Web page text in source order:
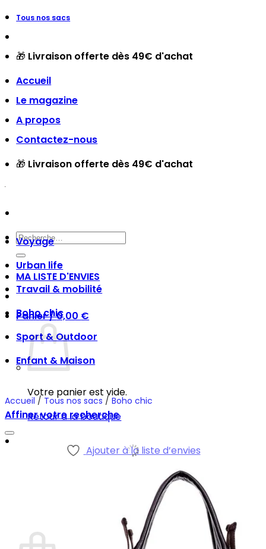
Passer
Tous nos sacs
🎁 Livraison offerte dès 49€ d'achat
Accueil
Le magazine
A propos
Contactez-nous
🎁 Livraison offerte dès 49€ d'achat
Recherche
pour :
MA LISTE D'ENVIES
Panier /0,00 €
Votre panier est vide.
Retour à la boutique
Voyage
Urban life
Travail & mobilité
Boho chic
Sport & Outdoor
Enfant & Maison
Accueil / Tous nos sacs / Boho chic
Affiner votre recherche
Ajouter à la liste d’envies